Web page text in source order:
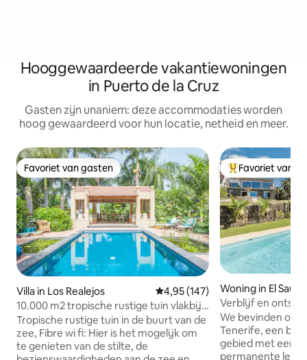
Hooggewaardeerde vakantiewoningen
in Puerto de la Cruz
Gasten zijn unaniem: deze accommodaties worden
hoog gewaardeerd voor hun locatie, netheid en meer.
Favoriet van gasten
Favoriet van gasten
Villa in Los Realejos Gemiddelde beoordeling van
4,95 (147)
10.000 m2 tropische rustige tuin vlakbij
de zee
Tropische rustige tuin in de buurt van de
zee, Fibre wi fi: Hier is het mogelijk om
te genieten van de stilte, de
Topfavoriet van
Favoriet van
Woning in El
Verblijf en ontspanning. Eterna
primavera.
We bevinden ons
Tenerife, een
gebied met een
permanente